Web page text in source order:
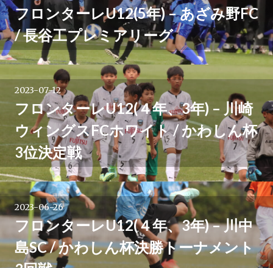
フロンターレU12(5年) – あざみ野FC
/ 長谷工プレミアリーグ
2023-07-12
フロンターレU12(４年、3年) – 川崎
ウィングスFCホワイト / かわしん杯
3位決定戦
2023-06-26
フロンターレU12(４年、3年) – 川中
島SC / かわしん杯決勝トーナメント